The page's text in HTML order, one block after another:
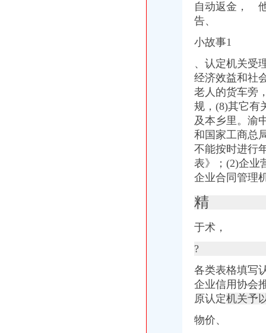
自动返金，
告、
小故事1
、认定机关受
经济效益和社
老人的货车旁
规，(8)其它有
及本乡里。 渝
和国家工商总
不能按时进行
表》；(2)企业
企业合同管理
精
于术，
?
各类表格填写
企业信用协会
原认定机关予
物价、